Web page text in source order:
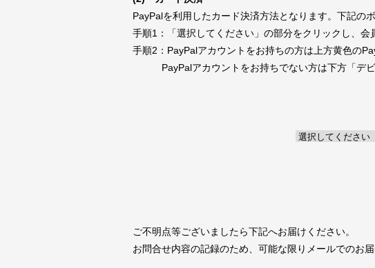
PayPalを利用したカード決済方法となります。下記の
手順1：「選択してください」の部分をクリックし、会
手順2：PayPalアカウントをお持ちの方は上方黄色の
PayPalアカウントをお持ちでない方は下方「デビ
ご不明点等ございましたら下記へお届けください。
お問合せ内容の記録のため、可能な限りメールでのお届